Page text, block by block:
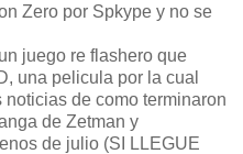
Zero por Spkype y no se
juego re flashero que
una pelicula por la cual
de como terminaron
de Zetman y
de julio (SI LLEGUE